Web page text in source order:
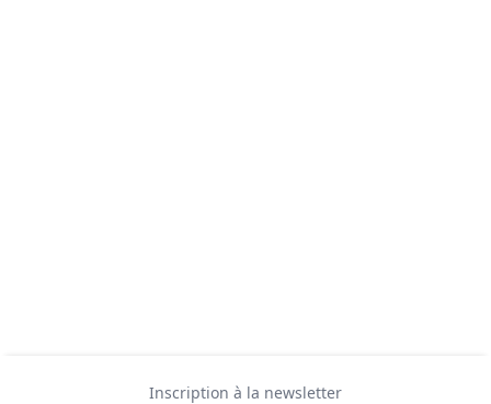
Inscription à la newsletter